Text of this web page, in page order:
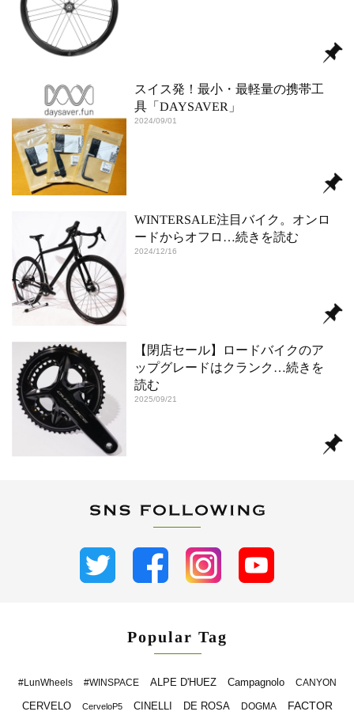
スイス発！最小・最軽量の携帯工
具「DAYSAVER」
2024/09/01
WINTERSALE注目バイク。オンロ
ードからオフロ …続きを読む
2024/12/16
【閉店セール】ロードバイクのア
ップグレードはクランク …続きを
読む
2025/09/21
Popular Tag
#LunWheels #WINSPACE ALPE D'HUEZ Campagnolo CANYON
CERVELO CerveloP5 CINELLI DE ROSA DOGMA FACTOR